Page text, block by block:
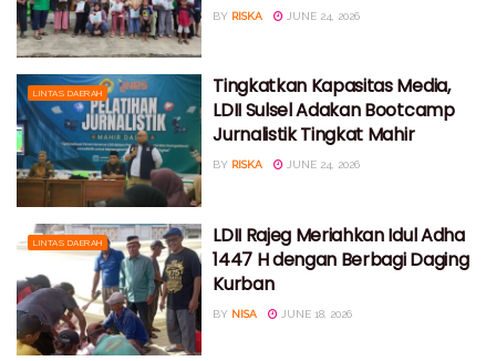
BY RISKA JUNE 24, 2026
LINTAS DAERAH
Tingkatkan Kapasitas Media,
LDII Sulsel Adakan Bootcamp
Jurnalistik Tingkat Mahir
BY RISKA JUNE 24, 2026
LINTAS DAERAH
LDII Rajeg Meriahkan Idul Adha
1447 H dengan Berbagi Daging
Kurban
BY NISA JUNE 18, 2026